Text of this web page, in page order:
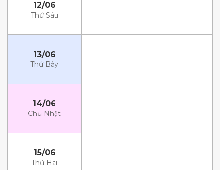
12/06
Thứ Sáu
13/06
Thứ Bảy
14/06
Chủ Nhật
15/06
Thứ Hai